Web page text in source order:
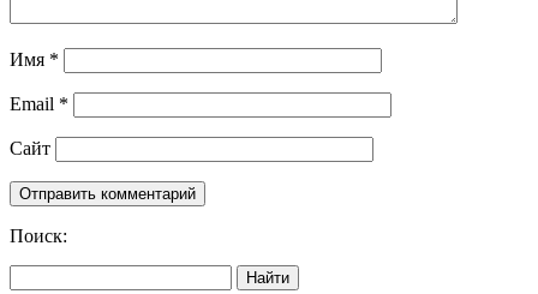
Имя *
Email *
Сайт
Поиск:
Найти